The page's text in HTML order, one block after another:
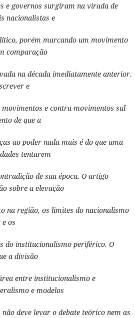
e governos surgiram na virada de
nacionalistas e
porém marcando um movimento
comparação
na década imediatamente anterior.
e
e contra-movimentos sul-
de que a
ao poder nada mais é do que uma
tentarem
de sua época. O artigo
sobre a elevação
na região, os limites do nacionalismo
os
do institucionalismo periférico. O
a divisão
entre institucionalismo e
e modelos
deve levar o debate teórico nem as